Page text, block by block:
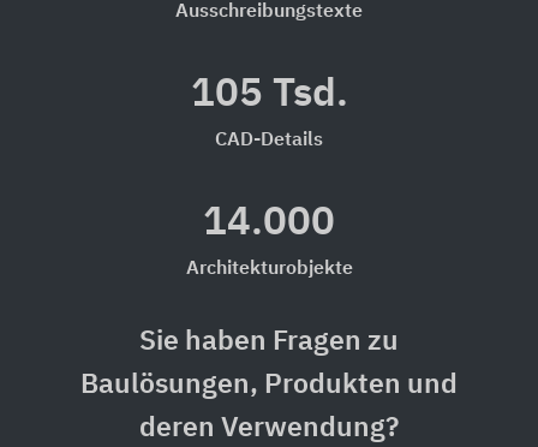
Ausschreibungstexte
105 Tsd.
CAD-Details
14.000
Architekturobjekte
Sie haben Fragen zu
Baulösungen, Produkten und
deren Verwendung?